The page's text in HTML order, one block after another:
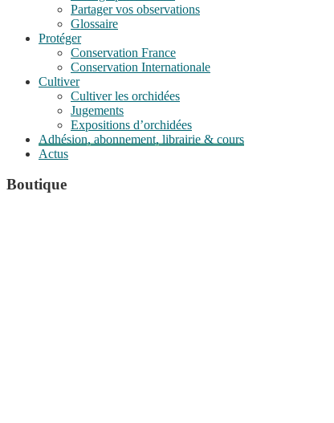
Partager vos observations
Glossaire
Protéger
Conservation France
Conservation Internationale
Cultiver
Cultiver les orchidées
Jugements
Expositions d’orchidées
Adhésion, abonnement, librairie & cours
Actus
Boutique